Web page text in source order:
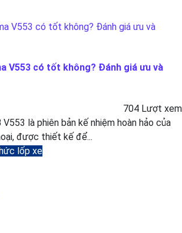
V553 có tốt không? Đánh giá ưu và
704 Lượt xem
V553 là phiên bản kế nhiệm hoàn hảo của
được thiết kế để...
lốp xe